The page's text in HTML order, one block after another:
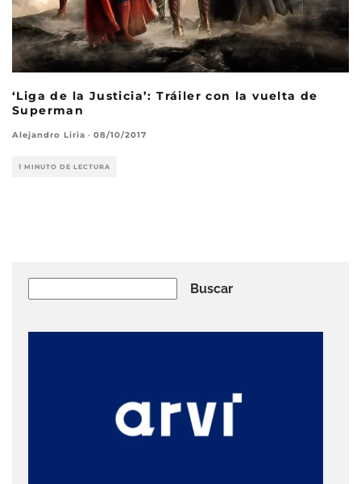
‘Liga de la Justicia’: Tráiler con la vuelta de
Superman
Alejandro Liria · 08/10/2017
1 MINUTO DE LECTURA
Buscar